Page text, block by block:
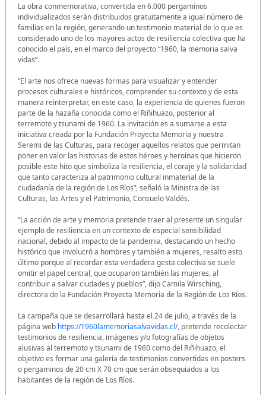
La obra conmemorativa, convertida en 6.000 pergaminos
individualizados serán distribuidos gratuitamente a igual número de
familias en la región, generando un testimonio material de lo que es
considerado uno de los mayores actos de resiliencia colectiva que ha
conocido el país, en el marco del proyecto “1960, la memoria salva
vidas”.
“El arte nos ofrece nuevas formas para visualizar y entender
procesos culturales e históricos, comprender su contexto y de esta
manera reinterpretar, en este caso, la experiencia de quienes fueron
parte de la hazaña conocida como el Riñihuazo, posterior al
terremoto y tsunami de 1960. La invitación es a sumarse a esta
iniciativa creada por la Fundación Proyecta Memoria y nuestra
Seremi de las Culturas, para recoger aquellos relatos que permitan
poner en valor las historias de estos héroes y heroínas que hicieron
posible este hito que simboliza la resiliencia, el coraje y la solidaridad
que tanto caracteriza al patrimonio cultural inmaterial de la
ciudadanía de la región de Los Ríos”, señaló la Ministra de las
Culturas, las Artes y el Patrimonio, Consuelo Valdés.
“La acción de arte y memoria pretende traer al presente un singular
ejemplo de resiliencia en un contexto de especial sensibilidad
nacional, debido al impacto de la pandemia, destacando un hecho
histórico que involucró a hombres y también a mujeres, resalto esto
último porque al recordar esta verdadera gesta colectiva se suele
omitir el papel central, que ocuparon también las mujeres, al
contribuir a salvar ciudades y pueblos”, dijo Camila Wirsching,
directora de la Fundación Proyecta Memoria de la Región de Los Ríos.
La campaña que se desarrollará hasta el 24 de julio, a través de la
página web https://1960lamemoriasalvavidas.cl/, pretende recolectar
testimonios de resiliencia, imágenes y/o fotografías de objetos
alusivas al terremoto y tsunami de 1960 como del Riñihuazo, el
objetivo es formar una galería de testimonios convertidas en posters
o pergaminos de 20 cm X 70 cm que serán obsequiados a los
habitantes de la región de Los Ríos.